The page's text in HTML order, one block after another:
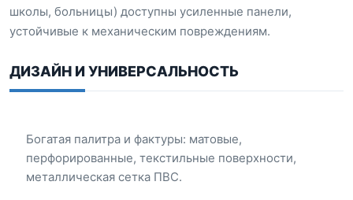
школы, больницы) доступны усиленные панели,
устойчивые к механическим повреждениям.
ДИЗАЙН И УНИВЕРСАЛЬНОСТЬ
Богатая палитра и фактуры: матовые,
перфорированные, текстильные поверхности,
металлическая сетка ПВС.